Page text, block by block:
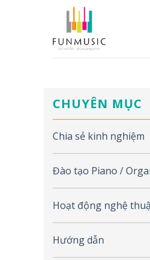
CHUYÊN MỤC
Chia sẻ kinh nghiệm
Đào tạo Piano /
Hoạt động nghệ
Hướng dẫn